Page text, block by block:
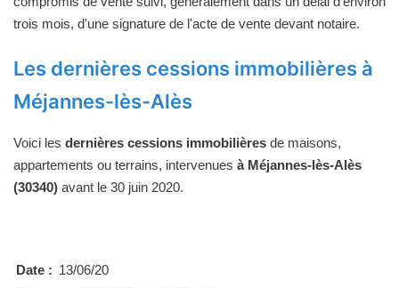
trois mois, d'une signature de l'acte de vente devant notaire.
Les dernières cessions immobilières à
Méjannes-lès-Alès
Voici les dernières cessions immobilières de maisons,
appartements ou terrains, intervenues à Méjannes-lès-Alès
(30340) avant le 30 juin 2020.
Date : 13/06/20